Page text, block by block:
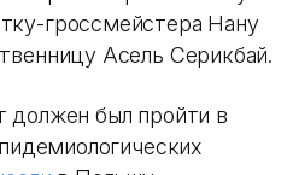
гроссмейстера Нану
Асель Серикбай.
должен был пройти в